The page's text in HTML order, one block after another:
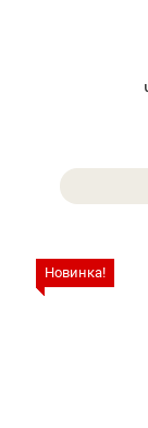
Новинка!